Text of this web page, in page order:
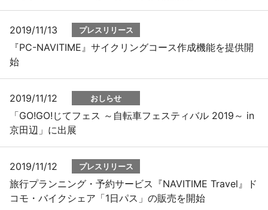
2019/11/13 プレスリリース
『PC-NAVITIME』サイクリングコース作成機能を提供開
始
2019/11/12 おしらせ
「GO!GO!じてフェス ～自転車フェスティバル 2019～ in
京田辺」に出展
2019/11/12 プレスリリース
旅行プランニング・予約サービス『NAVITIME Travel』ド
コモ・バイクシェア「1日パス」の販売を開始